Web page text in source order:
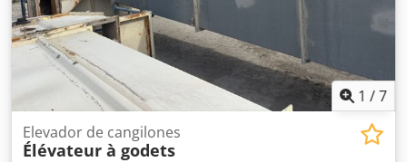
1 /7
Elevador de cangilones
Élévateur à godets